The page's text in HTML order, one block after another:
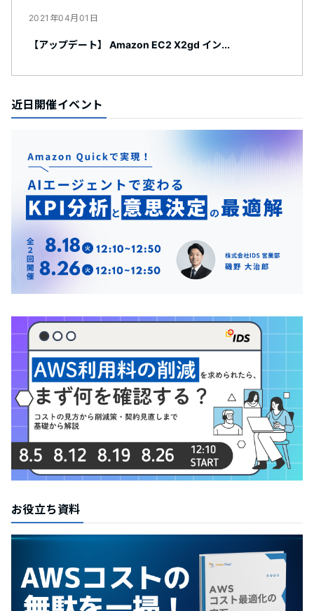
2021年04月01日
【アップデート】 Amazon EC2 X2gd イン...
近日開催イベント
お役立ち資料